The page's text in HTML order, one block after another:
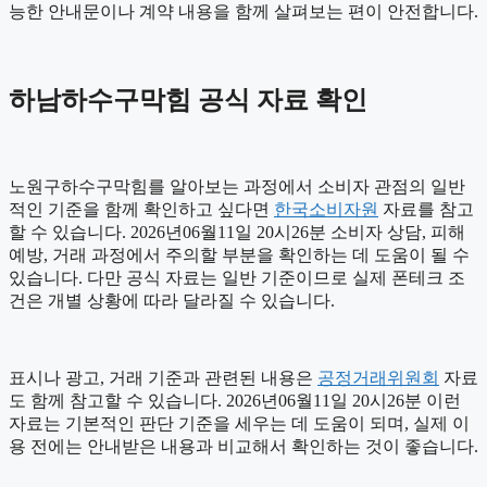
능한 안내문이나 계약 내용을 함께 살펴보는 편이 안전합니다.
하남하수구막힘 공식 자료 확인
노원구하수구막힘를 알아보는 과정에서 소비자 관점의 일반
적인 기준을 함께 확인하고 싶다면 한국소비자원 자료를 참고
할 수 있습니다. 2026년06월11일 20시26분 소비자 상담, 피해
예방, 거래 과정에서 주의할 부분을 확인하는 데 도움이 될 수
있습니다. 다만 공식 자료는 일반 기준이므로 실제 폰테크 조
건은 개별 상황에 따라 달라질 수 있습니다.
표시나 광고, 거래 기준과 관련된 내용은 공정거래위원회 자료
도 함께 참고할 수 있습니다. 2026년06월11일 20시26분 이런
자료는 기본적인 판단 기준을 세우는 데 도움이 되며, 실제 이
용 전에는 안내받은 내용과 비교해서 확인하는 것이 좋습니다.